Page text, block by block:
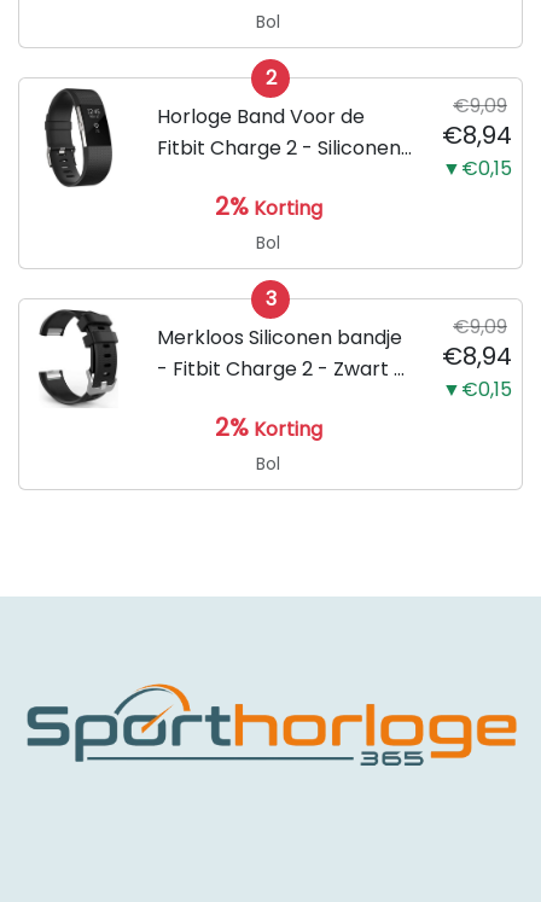
Bol
2
Horloge Band Voor de
Fitbit Charge 2 - Siliconen
Armband Large - Geschikt
voor de Activity Tracker /
Polsband / Strap Band /...
€9,09
€8,94
▼€0,15
2% Korting
Bol
3
Merkloos Siliconen bandje
- Fitbit Charge 2 - Zwart -
€9,09
€8,94
▼€0,15
2% Korting
Bol